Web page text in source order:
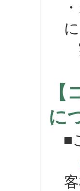
・
実
に
■